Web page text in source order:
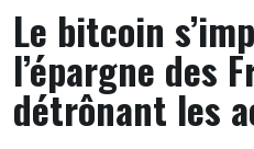
Le bitcoin
l’épargne des
détrônant les